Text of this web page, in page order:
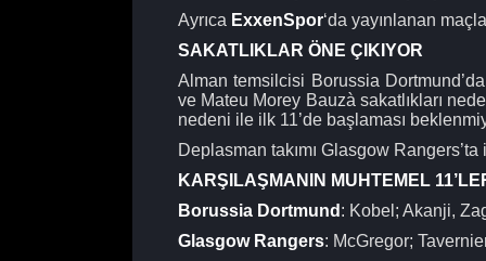
Ayrıca ExxenSpor‘da yayınlanan
SAKATLIKLAR ÖNE ÇIKIYOR
Alman temsilcisi Borussia
ve Mateu Morey Bauzà sakatlıkları
nedeni ile ilk 11’de başlaması
Deplasman takımı Glasgow
KARŞILAŞMANIN MUHTEMEL
Borussia Dortmund : Kobel; Akanji,
Glasgow Rangers: McGregor;